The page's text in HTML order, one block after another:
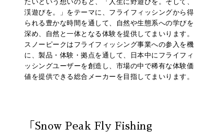
たいという想いのもと、「人生に野遊びを。そして、
渓遊びを。」をテーマに、フライフィッシングから得
られる豊かな時間を通して、自然や生態系への学びを
深め、自然と一体となる体験を提供してまいります。
スノーピークはフライフィッシング事業への参入を機
に、製品・体験・拠点を通して、日本中にフライフィ
ッシングユーザーを創造し、市場の中で稀有な体験価
値を提供できる総合メーカーを目指してまいります。
「Snow Peak Fly Fishing